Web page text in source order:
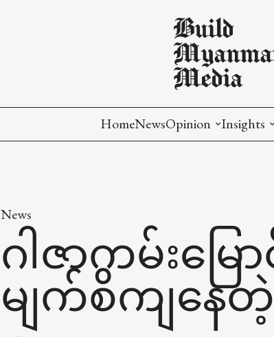
Build
Media
HomeNewsOpinion
Insights
News
ဂါဇာကမ်းမြေ
မျက်စိကျနေ